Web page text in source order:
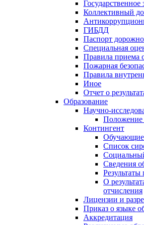
Государственное
Коллективный
ГИБДД
Паспорт
Специальная
Правила приема
Пожарная
Правила
Иное
Отчет о
Образование
Научно-
Положение
Контингент
Список
Сведения
О
отчисления
Лицензии и
Приказ о языке
Аккредитация